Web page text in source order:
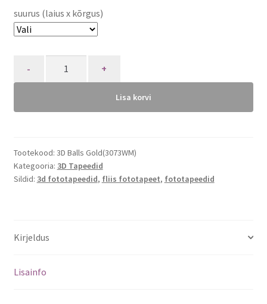
suurus (laius x kõrgus)
Lisa korvi
Tootekood: 3D Balls Gold(3073WM)
Kategooria: 3D Tapeedid
Sildid: 3d fototapeedid, fliis fototapeet, fototapeedid
Kirjeldus
Lisainfo